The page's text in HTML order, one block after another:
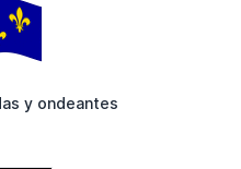
y ondeantes